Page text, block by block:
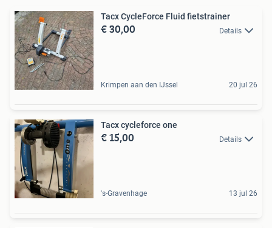
Tacx CycleForce Fluid fietstrainer
€ 30,00 Details
Krimpen aan den IJssel 20 jul 26
Tacx cycleforce one
€ 15,00 Details
's-Gravenhage 13 jul 26